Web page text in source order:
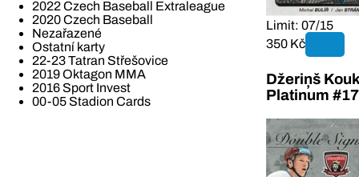
2022 Czech Baseball Extraleague
2020 Czech Baseball
Nezařazené
Ostatní karty
22-23 Tatran Střešovice
2019 Oktagon MMA
2016 Sport Invest
00-05 Stadion Cards
Limit: 07/15
350 Kč
Džeriņš
Platinum #17